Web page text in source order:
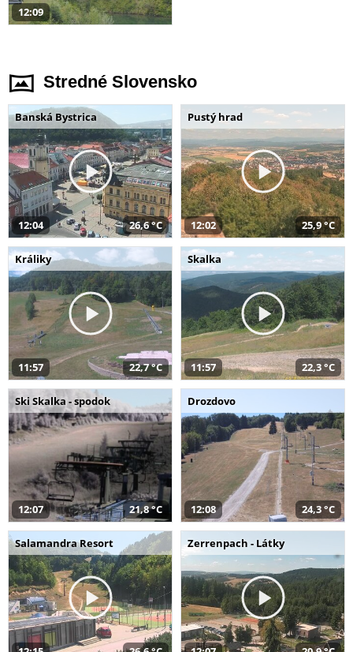
12:09
Stredné Slovensko
Banská Bystrica
12:04 26,6 °C
Pustý hrad
12:02 25,9 °C
Králiky
11:57 22,7 °C
Skalka
11:57 22,3 °C
Ski Skalka - spodok
12:07 21,8 °C
Drozdovo
12:08 24,3 °C
Salamandra Resort Zerrenpach - Látky